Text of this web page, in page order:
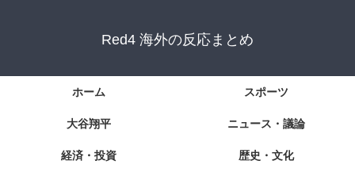
Red4 海外の反応まとめ
ホーム スポーツ
大谷翔平 ニュース・議論
経済・投資 歴史・文化